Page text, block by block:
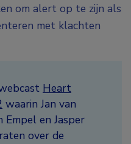
om alert op te zijn als
met klachten
Heart
waarin Jan van
Empel en Jasper
over de